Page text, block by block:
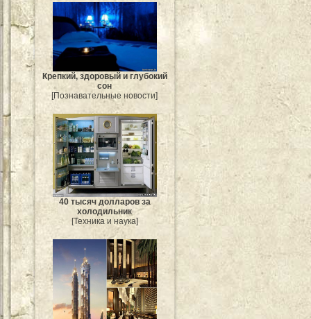
Крепкий, здоровый и глубокий
сон
[Познавательные новости]
40 тысяч долларов за
холодильник
[Техника и наука]